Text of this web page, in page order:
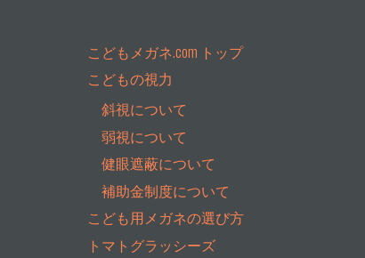
こどもメガネ.com トップ
こどもの視力
斜視について
弱視について
健眼遮蔽について
補助金制度について
こども用メガネの選び方
トマトグラッシーズ